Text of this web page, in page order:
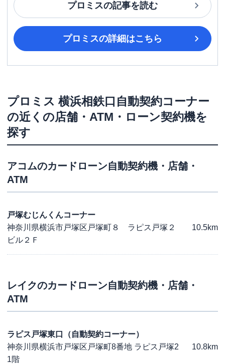
プロミスの記事を読む
プロミスの詳細はこちら
プロミス 横浜相鉄口自動契約コーナー
の近くの店舗・ATM・ローン契約機を
探す
アコムのカードローン自動契約機・店舗・
ATM
戸塚むじんくんコーナー
神奈川県横浜市戸塚区戸塚町８ ラピス戸塚２
ビル２Ｆ
10.5km
レイクのカードローン自動契約機・店舗・
ATM
ラピス戸塚東口（自動契約コーナー）
神奈川県横浜市戸塚区戸塚町8番地 ラピス戸塚2
1階
10.8km